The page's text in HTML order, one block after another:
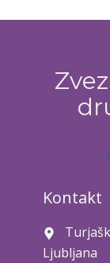
Kontakt
Ljubljana